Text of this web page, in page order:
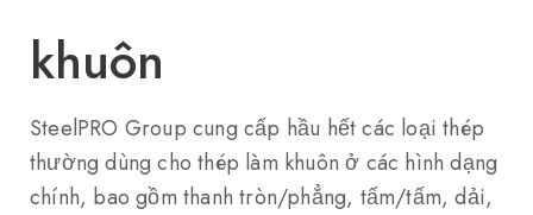
khuôn
SteelPRO Group cung cấp hầu hết các loại thép
thường dùng cho thép làm khuôn ở các hình dạng
chính, bao gồm thanh tròn/phẳng, tấm/tấm, dải,